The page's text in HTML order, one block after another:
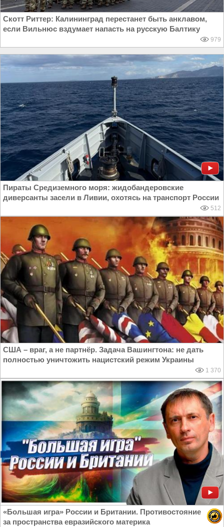
Скотт Риттер: Калининград перестанет быть анклавом,
если Вильнюс вздумает напасть на русскую Балтику
979
Пираты Средиземного моря: жидобандеровские
диверсанты засели в Ливии, охотясь на транспорт России
512
США – враг, а не партнёр. Задача Вашингтона: не дать
полностью уничтожить нацистский режим Украины
1 370
«Большая игра» России и Британии. Противостояние
за пространства евразийского материка